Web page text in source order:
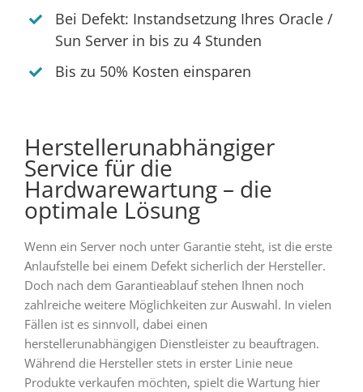
Bei Defekt: Instandsetzung Ihres Oracle /
Sun Server in bis zu 4 Stunden
Bis zu 50% Kosten einsparen
Herstellerunabhängiger
Service für die
Hardwarewartung – die
optimale Lösung
Wenn ein Server noch unter Garantie steht, ist die erste
Anlaufstelle bei einem Defekt sicherlich der Hersteller.
Doch nach dem Garantieablauf stehen Ihnen noch
zahlreiche weitere Möglichkeiten zur Auswahl. In vielen
Fällen ist es sinnvoll, dabei einen
herstellerunabhängigen Dienstleister zu beauftragen.
Während die Hersteller stets in erster Linie neue
Produkte verkaufen möchten, spielt die Wartung hier